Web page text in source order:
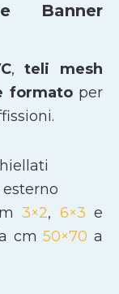
Banner
,teli mesh
formatoper
esterno
m3×2, 6×3 e
cm50×70 a